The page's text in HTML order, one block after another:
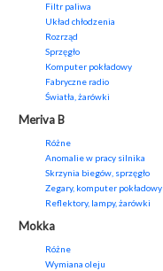
Filtr paliwa
Układ chłodzenia
Rozrząd
Sprzęgło
Komputer pokładowy
Fabryczne radio
Światła, żarówki
Meriva B
Różne
Anomalie w pracy silnika
Skrzynia biegów, sprzęgło
Zegary, komputer pokładowy
Reflektory, lampy, żarówki
Mokka
Różne
Wymiana oleju